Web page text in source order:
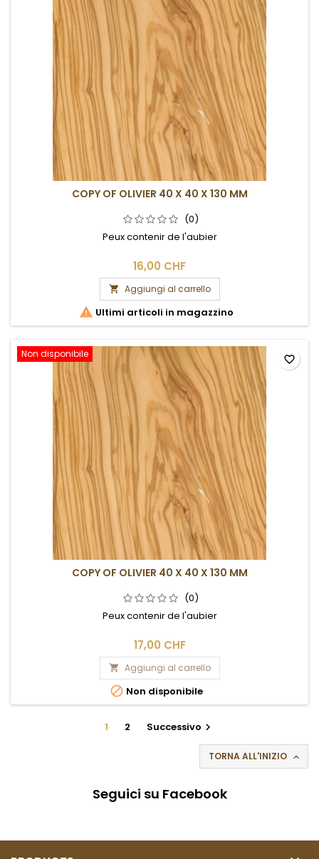
COPY OF OLIVIER 40 X 40 X 130 MM
(0)
Peux contenir de l'aubier
16,00 CHF
 Aggiungi al carrello
 Ultimi articoli in magazzino
Non disponibile
COPY OF OLIVIER 40 X 40 X 130 MM
(0)
Peux contenir de l'aubier
17,00 CHF
 Aggiungi al carrello
 Non disponibile
favorite_border
1 2 Successivo 
TORNA ALL'INIZIO 
Seguici su Facebook